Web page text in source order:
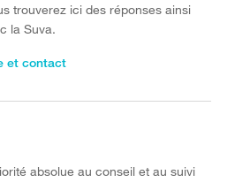
trouverez ici des réponses ainsi
la Suva.
et contact
absolue au conseil et au suivi